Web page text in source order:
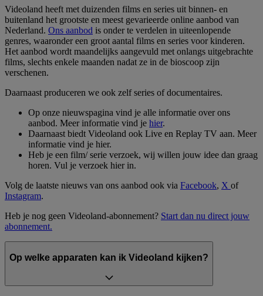
Videoland heeft met duizenden films en series uit binnen- en
buitenland het grootste en meest gevarieerde online aanbod van
Nederland. Ons aanbod is onder te verdelen in uiteenlopende
genres, waaronder een groot aantal films en series voor kinderen.
Het aanbod wordt maandelijks aangevuld met onlangs uitgebrachte
films, slechts enkele maanden nadat ze in de bioscoop zijn
verschenen.
Daarnaast produceren we ook zelf series of documentaires.
Op onze nieuwspagina vind je alle informatie over ons
aanbod. Meer informatie vind je hier.
Daarnaast biedt Videoland ook Live en Replay TV aan. Meer
informatie vind je hier.
Heb je een film/ serie verzoek, wij willen jouw idee dan graag
horen. Vul je verzoek hier in.
Volg de laatste nieuws van ons aanbod ook via Facebook, X of
Instagram.
Heb je nog geen Videoland-abonnement? Start dan nu direct jouw
abonnement.
Op welke apparaten kan ik Videoland kijken?